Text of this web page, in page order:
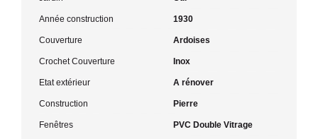
Année construction 1930
Couverture Ardoises
Crochet Couverture Inox
Etat extérieur A rénover
Construction Pierre
Fenêtres PVC Double Vitrage